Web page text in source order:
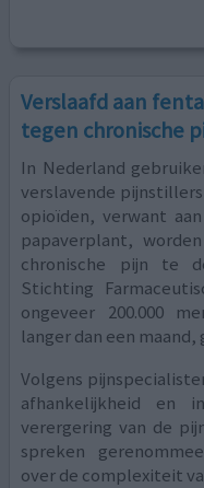
Verslaafd aan
tegen chronische
In Nederland
verslavende
opioïden, verwant
papaverplant,
chronische pijn te
Stichting
ongeveer 200.000
langer dan een
Volgens
afhankelijkheid en
verergering van de
spreken
over de complexiteit